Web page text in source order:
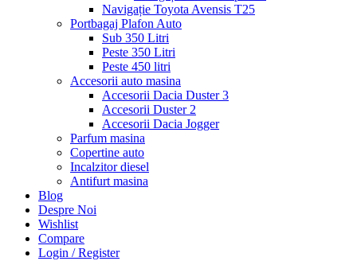
Navigație Toyota Avensis T25
Portbagaj Plafon Auto
Sub 350 Litri
Peste 350 Litri
Peste 450 litri
Accesorii auto masina
Accesorii Dacia Duster 3
Accesorii Duster 2
Accesorii Dacia Jogger
Parfum masina
Copertine auto
Incalzitor diesel
Antifurt masina
Blog
Despre Noi
Wishlist
Compare
Login / Register